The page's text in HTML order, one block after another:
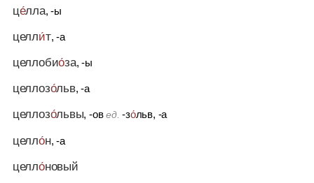
це́лла, -ы
целли́т, -а
целлобио́за, -ы
целлозо́льв, -а
целлозо́львы, -овед. -зо́льв, -а
целло́н, -а
целло́новый